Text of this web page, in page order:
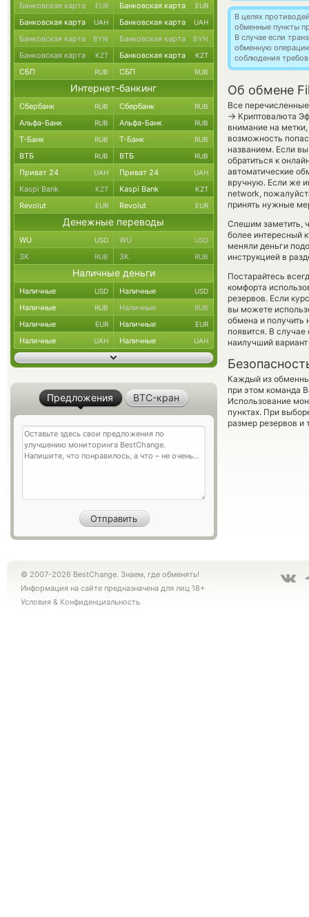
В целях
обменные пункты
В случае если
обменную
соблюдения
Об обмене
Все
→ Криптовалюта
внимание на
возможность
названием. Если
обратиться к
автоматические
вручную. Если же
network,
принять нужные
Спешим заметить,
более интересный
меняли деньги
инструкцией в
Постарайтесь
комфорта
резервов. Если
вы можете
обмена и получить
появится. В
наилучший
Каждый из
при этом команда
Использование
пунктах. При
размер резервов и
Банковская карта EUR Банковская карта EUR
Банковская карта UAH Банковская карта UAH
Банковская карта BYN Банковская карта BYN
Банковская карта KZT Банковская карта KZT
СБП RUB СБП RUB
Интернет-банкинг
Сбербанк RUB Сбербанк RUB
Альфа-Банк RUB Альфа-Банк RUB
Т-Банк RUB Т-Банк RUB
ВТБ RUB ВТБ RUB
Приват 24 UAH Приват 24 UAH
Kaspi Bank KZT Kaspi Bank KZT
Revolut EUR Revolut EUR
Денежные переводы
WU USD WU USD
ЗК RUB ЗК RUB
Наличные деньги
Наличные USD Наличные USD
Наличные RUB Наличные RUB
Наличные EUR Наличные EUR
Наличные UAH Наличные UAH
Предложения BTC-кран
© 2007-2026 BestChange. Знаем, где обменять!
Информация на сайте предназначена для лиц 18+
Условия & Конфиденциальность